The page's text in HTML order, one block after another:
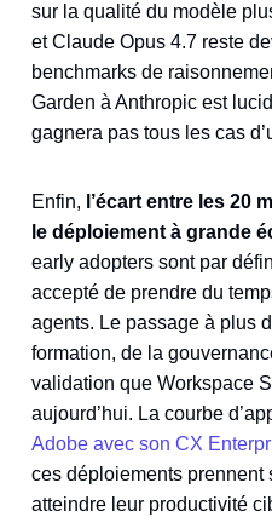
sur la qualité du modèle
et Claude Opus 4.7 reste
benchmarks de
Garden à Anthropic est
gagnera pas tous les cas
Enfin, l’écart entre les 20
le déploiement à grande
early adopters sont par
accepté de prendre du
agents. Le passage à plus
formation, de la
validation que Workspace
aujourd’hui. La courbe
Adobe avec son CX
ces déploiements prennent
atteindre leur productivité